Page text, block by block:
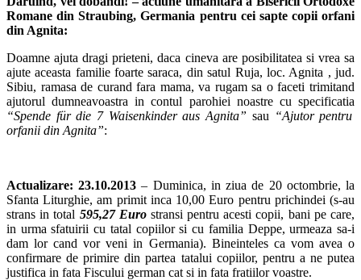
Romane din Straubing, Germania pentru cei sapte copii orfani
din Agnita:
Doamne ajuta dragi prieteni, daca cineva are posibilitatea si vrea sa
ajute aceasta familie foarte saraca, din satul Ruja, loc. Agnita , jud.
Sibiu, ramasa de curand fara mama, va rugam sa o faceti trimitand
ajutorul dumneavoastra in contul parohiei noastre cu specificatia
“Spende für die 7 Waisenkinder aus Agnita” sau “Ajutor pentru
orfanii din Agnita”:
Actualizare: 23.10.2013 – Duminica, in ziua de 20 octombrie, la
Sfanta Liturghie, am primit inca 10,00 Euro pentru prichindei (s-au
strans in total 595,27 Eurostransi pentru acesti copii, bani pe care,
in urma sfatuirii cu tatal copiilor si cu familia Deppe, urmeaza sa-i
dam lor cand vor veni in Germania). Bineinteles ca vom avea o
confirmare de primire din partea tatalui copiilor, pentru a ne putea
justifica in fata Fiscului german cat si in fata fratiilor voastre.